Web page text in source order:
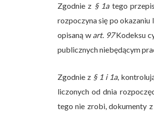
Zgodnie z § 1a tego
rozpoczyna się po
opisaną w art. 97Kodeksu
publicznych niebędącym
Zgodnie z § 1 i 1a,
liczonych od dnia
tego nie zrobi, dokumenty